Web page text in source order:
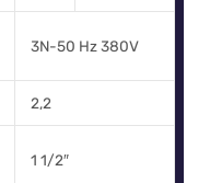
3N-50 Hz 380V
2,2
1 1/2″